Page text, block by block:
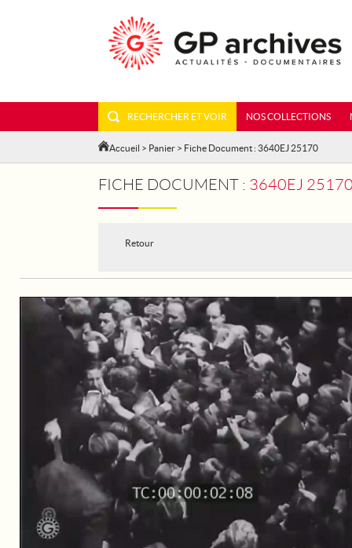
RECHERCHER ET VOIR NOS COLLECTIONS
Accueil > Panier > Fiche Document : 3640EJ 25170
FICHE DOCUMENT : 3640EJ 25170
Retour